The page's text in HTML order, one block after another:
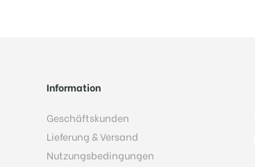
Information
Geschäftskunden
Lieferung & Versand
Nutzungsbedingungen